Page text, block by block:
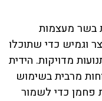
בשר מעצמות
וגמיש כדי שתוכלו
מדויקות. הידית
מרבית בשימוש
פחמן כדי לשמור